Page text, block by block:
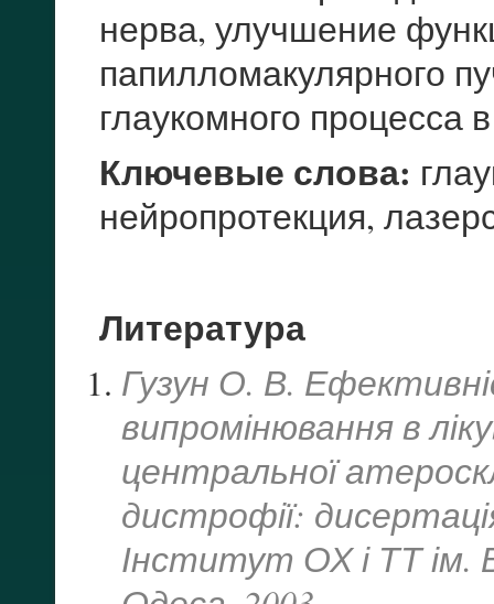
нерва, улучшение
папилломакулярного
глаукомного процесса
Ключевые слова:
нейропротекция,
Литература
Гузун О. В.
випромінювання в
центральної
дистрофії:
Інститут ОХ і ТТ ім.